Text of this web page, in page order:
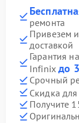
ремонта
Привезем
доставкой
Гарантия
Infinixдо
Срочный
Скидка
Получите